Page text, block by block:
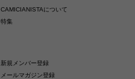
CAMICIANISTAについて
特集
新規メンバー登録
メールマガジン登録